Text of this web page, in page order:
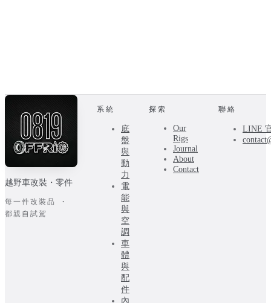
越野車改裝・零件
每一件改裝品 ·
都親自試駕
系統
底
盤
與
動
力
電
能
與
空
調
車
體
與
配
件
內
探索
Our
Rigs
Journal
About
Contact
聯絡
LINE